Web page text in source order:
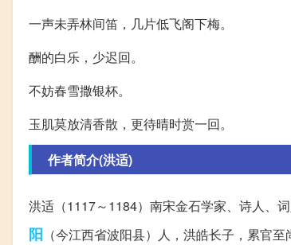
一声未弄林间笛，几片低飞阁下梅。
酬的白乐，少迟回。
不妨春雪撒银杯。
玉肌莫放清香散，更待晴时赏一回。
作者简介(洪适)
洪适（1117～1184）南宋金石学家、诗人、
阳 （今江西省波阳县）人，洪皓长子，累官